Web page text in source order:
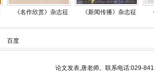
《名作欣赏》杂志征 《新闻传播》杂志征
百度
论文发表,唐老师。联系电话:029-